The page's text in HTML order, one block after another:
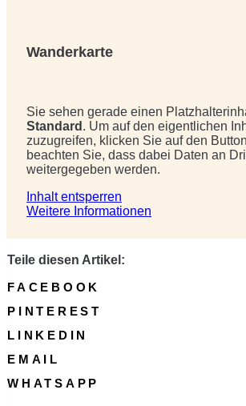
Wanderkarte
Sie sehen gerade einen
Standard . Um auf den eigentlichen
zuzugreifen, klicken Sie auf den
beachten Sie, dass dabei Daten an
weitergegeben werden.
Inhalt entsperren
Weitere Informationen
Teile diesen Artikel:
FACEBOOK
PINTEREST
LINKEDIN
EMAIL
WHATSAPP